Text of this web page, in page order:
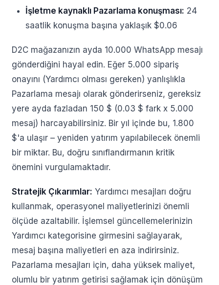
İşletme kaynaklı Pazarlama konuşması: 24
saatlik konuşma başına yaklaşık $0.06
D2C mağazanızın ayda 10.000 WhatsApp mesajı
gönderdiğini hayal edin. Eğer 5.000 sipariş
onayını (Yardımcı olması gereken) yanlışlıkla
Pazarlama mesajı olarak gönderirseniz, gereksiz
yere ayda fazladan 150 $ (0.03 $ fark x 5.000
mesaj) harcayabilirsiniz. Bir yıl içinde bu, 1.800
$'a ulaşır – yeniden yatırım yapılabilecek önemli
bir miktar. Bu, doğru sınıflandırmanın kritik
önemini vurgulamaktadır.
Stratejik Çıkarımlar: Yardımcı mesajları doğru
kullanmak, operasyonel maliyetlerinizi önemli
ölçüde azaltabilir. İşlemsel güncellemelerinizin
Yardımcı kategorisine girmesini sağlayarak,
mesaj başına maliyetleri en aza indirirsiniz.
Pazarlama mesajları için, daha yüksek maliyet,
olumlu bir yatırım getirisi sağlamak için dönüşüm